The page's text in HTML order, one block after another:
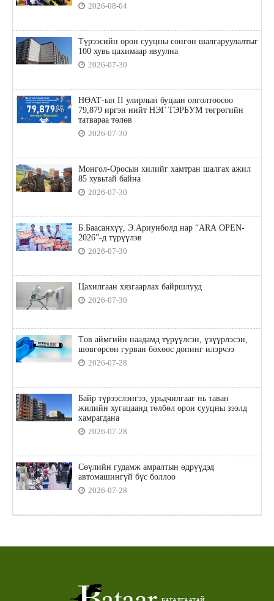
2026-08-04
Түрээсийн орон сууцны сонгон шалгаруулалтыг
100 хувь цахимаар явуулна
2026-07-30
НӨАТ-ын II улирлын буцаан олголтоосоо
79,879 иргэн нийт НЭГ ТЭРБУМ төгрөгийн
татвараа төлөв
2026-07-30
Монгол-Оросын хилийг хамтран шалгах ажил
85 хувьтай байна
2026-07-30
Б.Баасанхүү, Э.Ариунболд нар “ARA OPEN-
2026”-д түрүүлэв
2026-07-30
Цахилгаан хязгаарлах байршлууд
2026-07-30
Төв аймгийн наадамд түрүүлсэн, үзүүрлэсэн,
шөвгөрсөн гурван бөхөөс допинг илэрчээ
2026-07-28
Байр түрээслэнгээ, урьдчилгааг нь таван
жилийн хугацаанд төлбөл орон сууцны зээлд
хамрагдана
2026-07-28
Сөүлийн гудамж амралтын өдрүүдэд
автомашингүй бүс боллоо
2026-07-28